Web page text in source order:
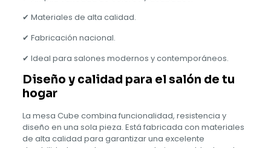
✔ Materiales de alta calidad.
✔ Fabricación nacional.
✔ Ideal para salones modernos y contemporáneos.
Diseño y calidad para el salón de tu
hogar
La mesa Cube combina funcionalidad, resistencia y
diseño en una sola pieza. Está fabricada con materiales
de alta calidad para garantizar una excelente